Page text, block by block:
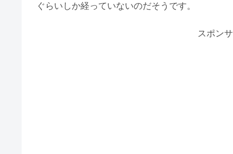
ぐらいしか経っていないのだそうです。
スポン